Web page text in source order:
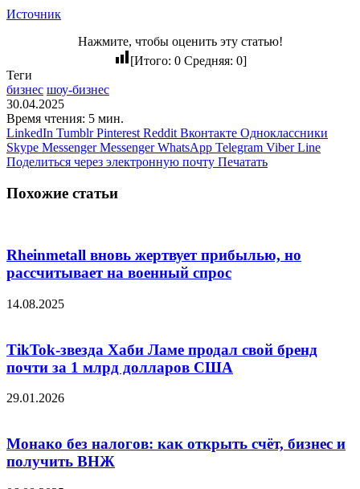
Источник
Нажмите, чтобы оценить эту статью!
[Итого: 0Средняя: 0]
Теги
бизнес шоу-бизнес
30.04.2025
Время чтения: 5 мин.
LinkedIn Tumblr Pinterest Reddit Вконтакте Одноклассники
Skype Messenger Messenger WhatsApp Telegram Viber Line
Поделиться через электронную почту Печатать
Похожие статьи
Rheinmetall вновь жертвует прибылью, но
рассчитывает на военный спрос
14.08.2025
TikTok-звезда Хаби Ламе продал свой бренд
почти за 1 млрд долларов США
29.01.2026
Монако без налогов: как открыть счёт, бизнес и
получить ВНЖ